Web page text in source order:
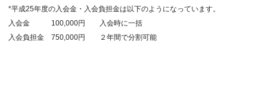
*平成25年度の入会金・入会負担金は以下のようになっています。
入会金 100,000円 入会時に一括
入会負担金 750,000円 ２年間で分割可能